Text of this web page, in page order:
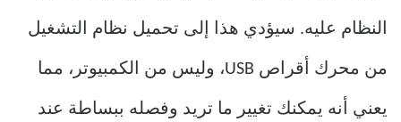
النظام عليه. سيؤدي هذا إلى تحميل نظام التشغيل
من محرك أقراص USB، وليس من الكمبيوتر، مما
يعني أنه يمكنك تغيير ما تريد وفصله ببساطة عند